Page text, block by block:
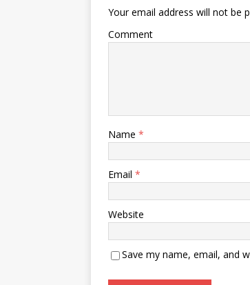
Your email address will not be
Comment
Name *
Email *
Website
Save my name, email, and